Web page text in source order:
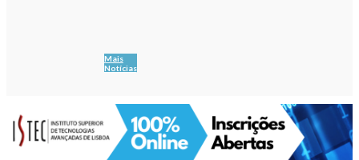
Mais
Notícias